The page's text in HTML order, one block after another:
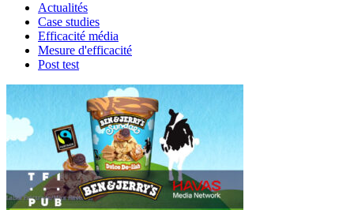
Actualités
Case studies
Efficacité média
Mesure d'efficacité
Post test